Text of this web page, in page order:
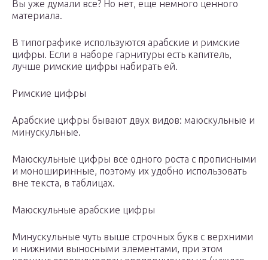
Вы уже думали все? Но нет, еще немного ценного
материала.
В типографике используются арабские и римские
цифры. Если в наборе гарнитуры есть капитель,
лучше римские цифры набирать ей.
Римские цифры
Арабские цифры бывают двух видов: маюскульные и
минускульные.
Маюскульные цифры все одного роста c прописными
и моноширинные, поэтому их удобно использовать
вне текста, в таблицах.
Маюскульные арабские цифры
Минускульные чуть выше строчных букв с верхними
и нижними выносными элементами, при этом